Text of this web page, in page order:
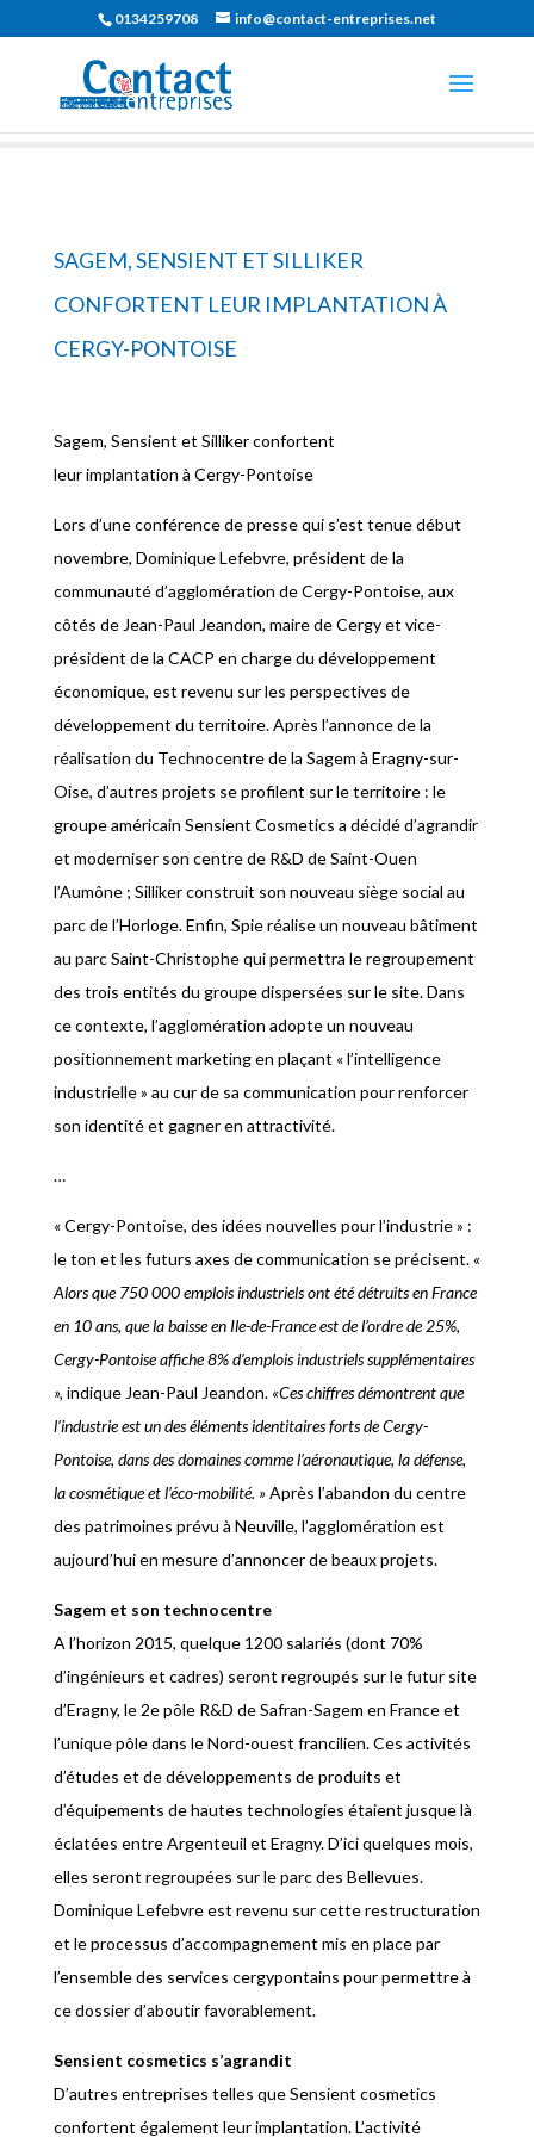
0134259708 info@contact-entreprises.net
SAGEM, SENSIENT ET SILLIKER
CONFORTENT LEUR IMPLANTATION À
CERGY-PONTOISE
Sagem, Sensient et Silliker confortent
leur implantation à Cergy-Pontoise
Lors d’une conférence de presse qui s’est tenue début
novembre, Dominique Lefebvre, président de la
communauté d’agglomération de Cergy-Pontoise, aux
côtés de Jean-Paul Jeandon, maire de Cergy et vice-
président de la CACP en charge du développement
économique, est revenu sur les perspectives de
développement du territoire. Après l’annonce de la
réalisation du Technocentre de la Sagem à Eragny-sur-
Oise, d’autres projets se profilent sur le territoire : le
groupe américain Sensient Cosmetics a décidé d’agrandir
et moderniser son centre de R&D de Saint-Ouen
l’Aumône ; Silliker construit son nouveau siège social au
parc de l’Horloge. Enfin, Spie réalise un nouveau bâtiment
au parc Saint-Christophe qui permettra le regroupement
des trois entités du groupe dispersées sur le site. Dans
ce contexte, l’agglomération adopte un nouveau
positionnement marketing en plaçant « l’intelligence
industrielle » au cur de sa communication pour renforcer
son identité et gagner en attractivité.
…
« Cergy-Pontoise, des idées nouvelles pour l’industrie » :
le ton et les futurs axes de communication se précisent. «
Alors que 750 000 emplois industriels ont été détruits en France
en 10 ans, que la baisse en Ile-de-France est de l’ordre de 25%,
Cergy-Pontoise affiche 8% d’emplois industriels supplémentaires
», indique Jean-Paul Jeandon. «Ces chiffres démontrent que
l’industrie est un des éléments identitaires forts de Cergy-
Pontoise, dans des domaines comme l’aéronautique, la défense,
la cosmétique et l’éco-mobilité. »Après l’abandon du centre
des patrimoines prévu à Neuville, l’agglomération est
aujourd’hui en mesure d’annoncer de beaux projets.
Sagem et son technocentre
A l’horizon 2015, quelque 1200 salariés (dont 70%
d’ingénieurs et cadres) seront regroupés sur le futur site
d’Eragny, le 2e pôle R&D de Safran-Sagem en France et
l’unique pôle dans le Nord-ouest francilien. Ces activités
d’études et de développements de produits et
d’équipements de hautes technologies étaient jusque là
éclatées entre Argenteuil et Eragny. D’ici quelques mois,
elles seront regroupées sur le parc des Bellevues.
Dominique Lefebvre est revenu sur cette restructuration
et le processus d’accompagnement mis en place par
l’ensemble des services cergypontains pour permettre à
ce dossier d’aboutir favorablement.
Sensient cosmetics s’agrandit
D’autres entreprises telles que Sensient cosmetics
confortent également leur implantation. L’activité